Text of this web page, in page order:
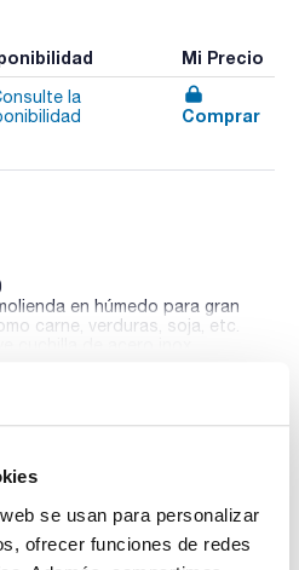
se usan para personalizar
ofrecer funciones de redes
Mi Precio
la
Comprar
en húmedo para gran
carne, verduras, soja, etc.
potencia máxima de 1000